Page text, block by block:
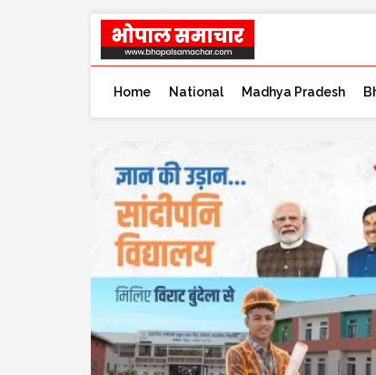
Home National Madhya Pradesh